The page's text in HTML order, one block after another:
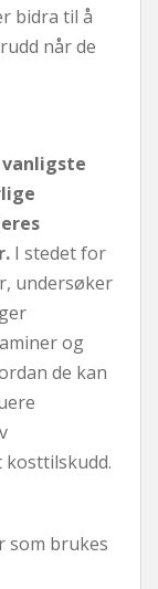
bidra til å
når de
I stedet for
undersøker
og
de kan
kosttilskudd.
som brukes